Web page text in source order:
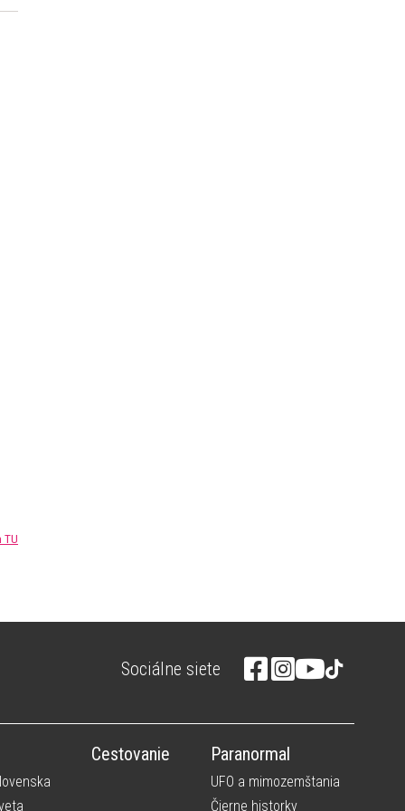
TU
Sociálne siete
Cestovanie Paranormal
UFO a mimozemštania
Čierne historky